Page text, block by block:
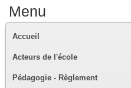
Menu
Accueil
Acteurs de l'école
Pédagogie - Règlement